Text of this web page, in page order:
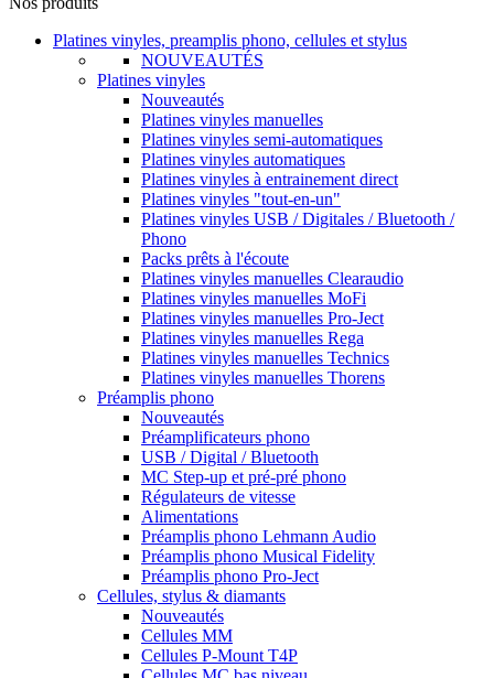
Platines vinyles, preamplis phono, cellules et stylus
NOUVEAUTÉS
Platines vinyles
Nouveautés
Platines vinyles manuelles
Platines vinyles semi-automatiques
Platines vinyles automatiques
Platines vinyles à entrainement direct
Platines vinyles "tout-en-un"
Platines vinyles USB / Digitales / Bluetooth /
Phono
Packs prêts à l'écoute
Platines vinyles manuelles Clearaudio
Platines vinyles manuelles MoFi
Platines vinyles manuelles Pro-Ject
Platines vinyles manuelles Rega
Platines vinyles manuelles Technics
Platines vinyles manuelles Thorens
Préamplis phono
Nouveautés
Préamplificateurs phono
USB / Digital / Bluetooth
MC Step-up et pré-pré phono
Régulateurs de vitesse
Alimentations
Préamplis phono Lehmann Audio
Préamplis phono Musical Fidelity
Préamplis phono Pro-Ject
Cellules, stylus & diamants
Nouveautés
Cellules MM
Cellules P-Mount T4P